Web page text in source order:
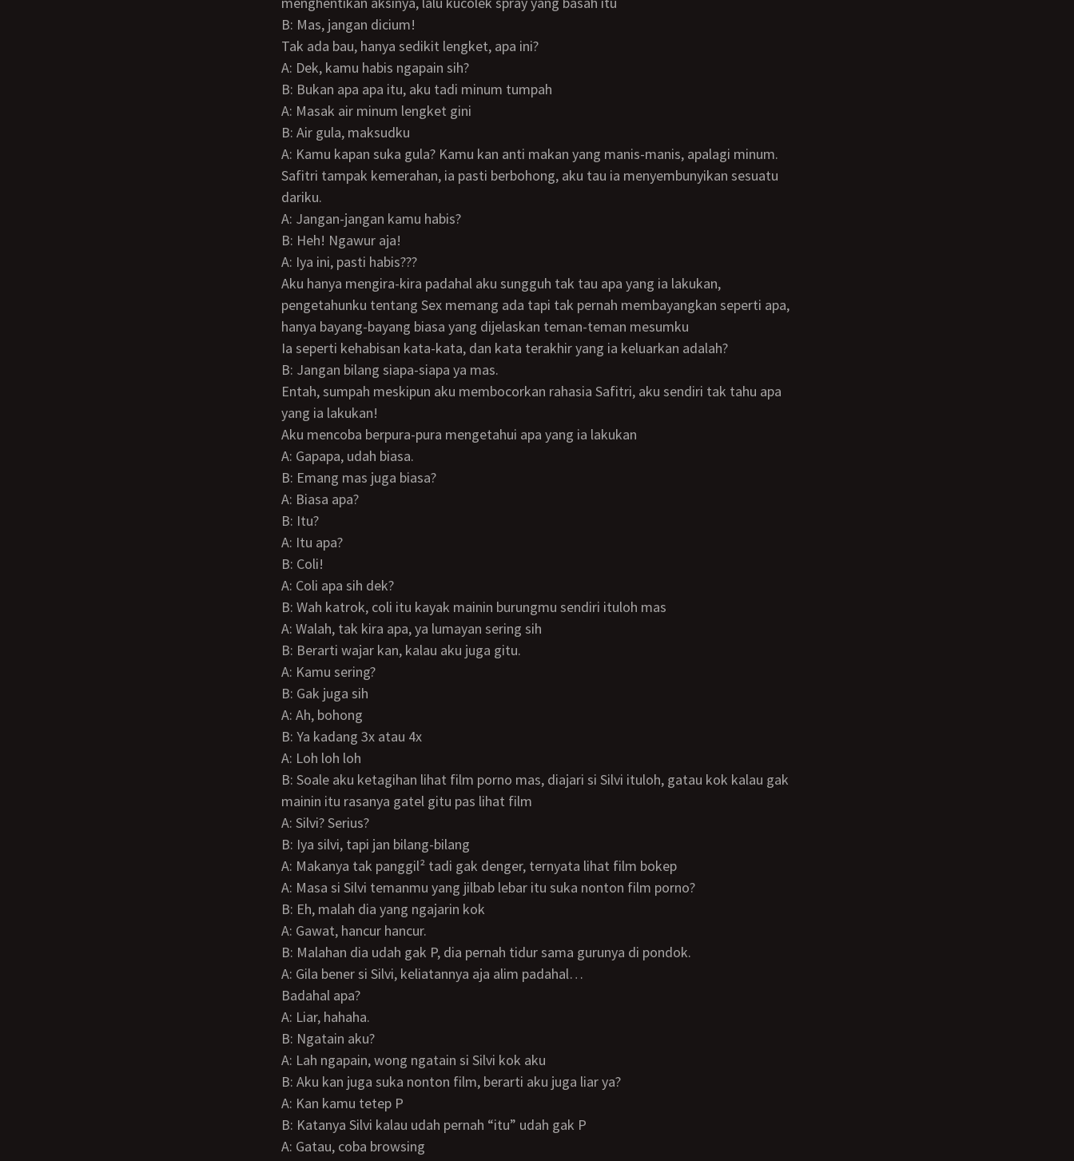
B: Mas, jangan dicium!
Tak ada bau, hanya sedikit lengket, apa ini?
A: Dek, kamu habis ngapain sih?
B: Bukan apa apa itu, aku tadi minum tumpah
A: Masak air minum lengket gini
B: Air gula, maksudku
A: Kamu kapan suka gula? Kamu kan anti makan yang manis-manis, apalagi minum.
Safitri tampak kemerahan, ia pasti berbohong, aku tau ia menyembunyikan sesuatu
dariku.
A: Jangan-jangan kamu habis?
B: Heh! Ngawur aja!
A: Iya ini, pasti habis???
Aku hanya mengira-kira padahal aku sungguh tak tau apa yang ia lakukan,
pengetahunku tentang Sex memang ada tapi tak pernah membayangkan seperti apa,
hanya bayang-bayang biasa yang dijelaskan teman-teman mesumku
Ia seperti kehabisan kata-kata, dan kata terakhir yang ia keluarkan adalah?
B: Jangan bilang siapa-siapa ya mas.
Entah, sumpah meskipun aku membocorkan rahasia Safitri, aku sendiri tak tahu apa
yang ia lakukan!
Aku mencoba berpura-pura mengetahui apa yang ia lakukan
A: Gapapa, udah biasa.
B: Emang mas juga biasa?
A: Biasa apa?
B: Itu?
A: Itu apa?
B: Coli!
A: Coli apa sih dek?
B: Wah katrok, coli itu kayak mainin burungmu sendiri ituloh mas
A: Walah, tak kira apa, ya lumayan sering sih
B: Berarti wajar kan, kalau aku juga gitu.
A: Kamu sering?
B: Gak juga sih
A: Ah, bohong
B: Ya kadang 3x atau 4x
A: Loh loh loh
B: Soale aku ketagihan lihat film porno mas, diajari si Silvi ituloh, gatau kok kalau gak
mainin itu rasanya gatel gitu pas lihat film
A: Silvi? Serius?
B: Iya silvi, tapi jan bilang-bilang
A: Makanya tak panggil² tadi gak denger, ternyata lihat film bokep
A: Masa si Silvi temanmu yang jilbab lebar itu suka nonton film porno?
B: Eh, malah dia yang ngajarin kok
A: Gawat, hancur hancur.
B: Malahan dia udah gak P, dia pernah tidur sama gurunya di pondok.
A: Gila bener si Silvi, keliatannya aja alim padahal…
Badahal apa?
A: Liar, hahaha.
B: Ngatain aku?
A: Lah ngapain, wong ngatain si Silvi kok aku
B: Aku kan juga suka nonton film, berarti aku juga liar ya?
A: Kan kamu tetep P
B: Katanya Silvi kalau udah pernah “itu” udah gak P
A: Gatau, coba browsing